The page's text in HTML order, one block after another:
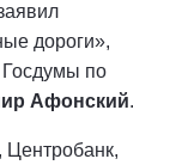
дороги»,
Госдумы по
Афонский.
Центробанк,